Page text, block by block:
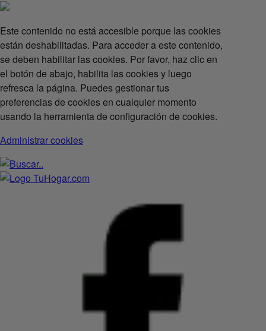
Este contenido no está accesible porque las cookies
están deshabilitadas. Para acceder a este contenido,
se deben habilitar las cookies. Por favor, haz clic en
el botón de abajo, habilita las cookies y luego
refresca la página. Puedes gestionar tus
preferencias de cookies en cualquier momento
usando la herramienta de configuración de cookies.
Administrar cookies